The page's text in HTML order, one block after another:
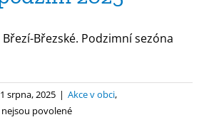
Březí-Březské. Podzimní sezóna
srpna, 2025 | Akce v obci,
povolenéu